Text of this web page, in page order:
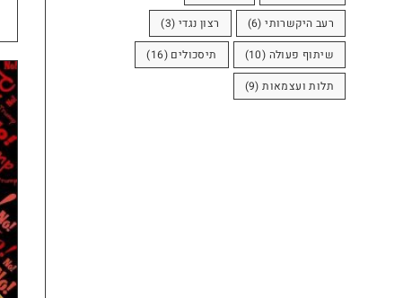
רעב היקשרותי(6) רצון נגדי (3)
שיתוף פעולה (10) תיסכולים (16)
תלות ועצמאות(9)